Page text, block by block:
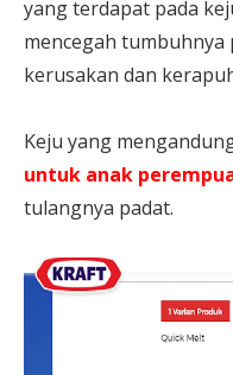
yang terdapat pada
mencegah
kerusakan dan
Keju yang
untuk anak
tulangnya padat.